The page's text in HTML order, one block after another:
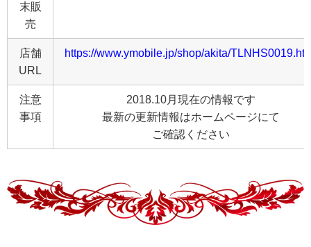
末販
売
店舗
URL
https://www.ymobile.jp/shop/akita/
注意
事項
2018.10月現在の情報です
最新の更新情報はホームページにて
ご確認ください